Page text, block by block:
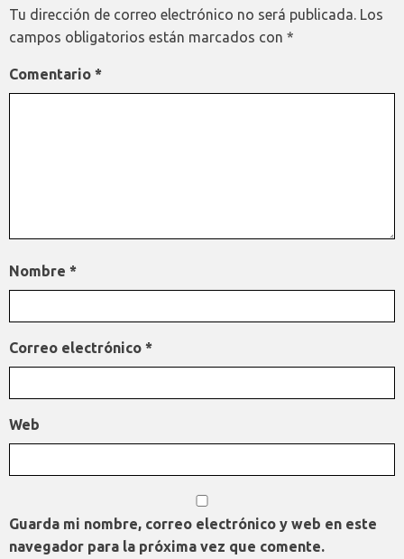
Tu dirección de correo electrónico no será publicada. Los
campos obligatorios están marcados con *
Comentario *
Nombre *
Correo electrónico *
Web
Guarda mi nombre, correo electrónico y web en este
navegador para la próxima vez que comente.